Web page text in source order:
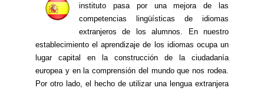
instituto pasa por una mejora de las
competencias lingüísticas de idiomas
extranjeros de los alumnos. En nuestro
establecimiento el aprendizaje de los idiomas ocupa un
lugar capital en la construcción de la ciudadanía
europea y en la comprensión del mundo que nos rodea.
Por otro lado, el hecho de utilizar una lengua extranjera